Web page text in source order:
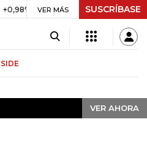
UVR $ 416,91 +$ 0,05 +0,01%
VER MÁS SUSCRÍBASE
VER AHORA
VER AHORA